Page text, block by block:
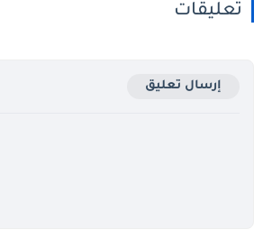
تعليقات
إرسال تعليق